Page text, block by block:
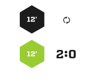
12’
:
12’